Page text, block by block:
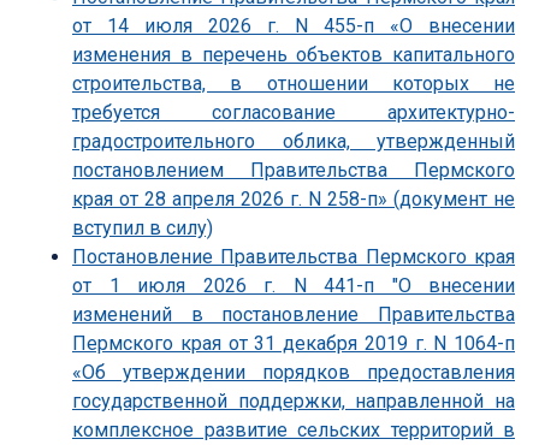
от 14 июля 2026 г. N 455-п «О внесении
изменения в перечень объектов капитального
строительства, в отношении которых не
требуется согласование архитектурно-
градостроительного облика, утвержденный
постановлением Правительства Пермского
края от 28 апреля 2026 г. N 258-п» (документ не
вступил в силу)
Постановление Правительства Пермского края
от 1 июля 2026 г. N 441-п "О внесении
изменений в постановление Правительства
Пермского края от 31 декабря 2019 г. N 1064-п
«Об утверждении порядков предоставления
государственной поддержки, направленной на
комплексное развитие сельских территорий в